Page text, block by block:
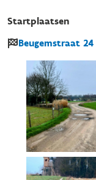
Startplaatsen
Beugemstraat 24